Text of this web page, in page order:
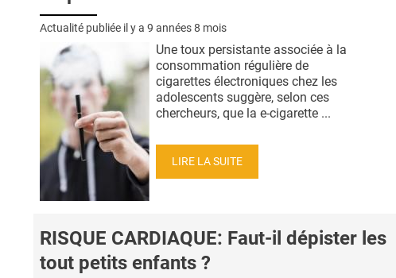
Actualité publiée il y a 9 années 8 mois
Une toux persistante associée à la
consommation régulière de
cigarettes électroniques chez les
adolescents suggère, selon ces
chercheurs, que la e-cigarette ...
LIRE LA SUITE
RISQUE CARDIAQUE: Faut-il dépister les
tout petits enfants ?